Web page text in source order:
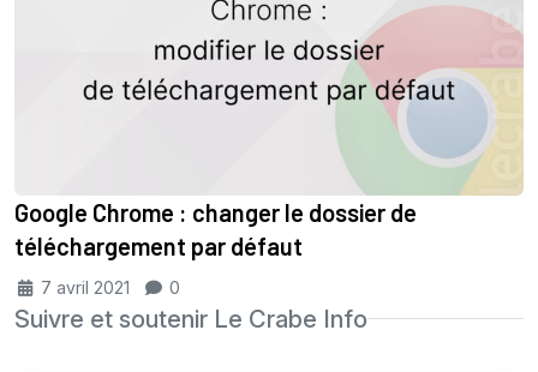
Google Chrome : changer le dossier de
téléchargement par défaut
7 avril 2021 0
Suivre et soutenir Le Crabe Info